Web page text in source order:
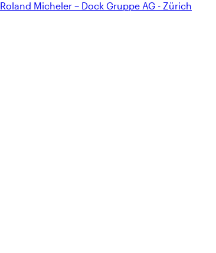
Roland Micheler – Dock Gruppe AG - Zürich